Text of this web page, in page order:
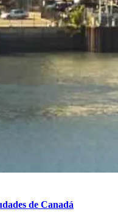
de Canadá